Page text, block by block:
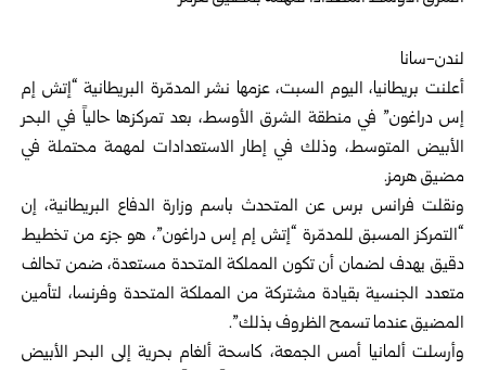
لندن-سانا
أعلنت بريطانيا، اليوم السبت، عزمها نشر المدمّرة البريطانية “إتش إم
إس دراغون” في منطقة الشرق الأوسط، بعد تمركزها حالياً في البحر
الأبيض المتوسط، وذلك في إطار الاستعدادات لمهمة محتملة في
مضيق هرمز.
ونقلت فرانس برس عن المتحدث باسم وزارة الدفاع البريطانية، إن
“التمركز المسبق للمدمّرة “إتش إم إس دراغون”، هو جزء من تخطيط
دقيق يهدف لضمان أن تكون المملكة المتحدة مستعدة، ضمن تحالف
متعدد الجنسية بقيادة مشتركة من المملكة المتحدة وفرنسا، لتأمين
المضيق عندما تسمح الظروف بذلك”.
وأرسلت ألمانيا أمس الجمعة، كاسحة ألغام بحرية إلى البحر الأبيض